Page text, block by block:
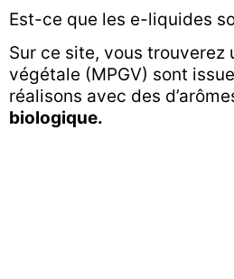
Est-ce que les e-liquides
Sur ce site, vous trouverez
végétale (MPGV) sont
réalisons avec des
biologique.